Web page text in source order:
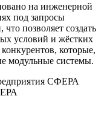
на инженерной
под запросы
позволяет создать
условий и жёстких
которые,
модульные системы.